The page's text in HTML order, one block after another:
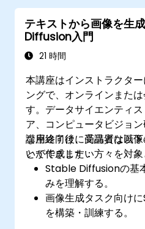
テキストから画像を生
Diffusion入門
21 時間
本講座はインストラクタ
ングで、オンラインまた
す。データサイエンティ
ア、コンピュータビジョ
な用途向けに高品質な画
いて作成したい方々を対象
講座終了後、受講者は以
とができます：
Stable Diffusionの基
みを理解する。
画像生成タスク向け
を構築・訓練する。